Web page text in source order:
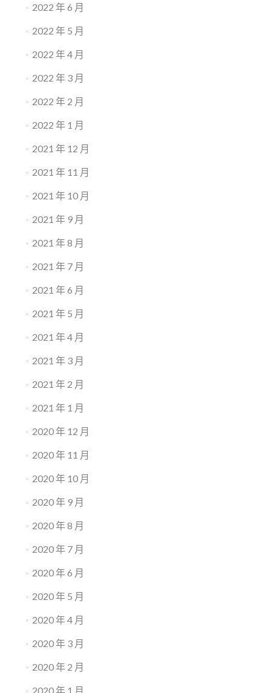
2022 年 6 月
2022 年 5 月
2022 年 4 月
2022 年 3 月
2022 年 2 月
2022 年 1 月
2021 年 12 月
2021 年 11 月
2021 年 10 月
2021 年 9 月
2021 年 8 月
2021 年 7 月
2021 年 6 月
2021 年 5 月
2021 年 4 月
2021 年 3 月
2021 年 2 月
2021 年 1 月
2020 年 12 月
2020 年 11 月
2020 年 10 月
2020 年 9 月
2020 年 8 月
2020 年 7 月
2020 年 6 月
2020 年 5 月
2020 年 4 月
2020 年 3 月
2020 年 2 月
2020 年 1 月